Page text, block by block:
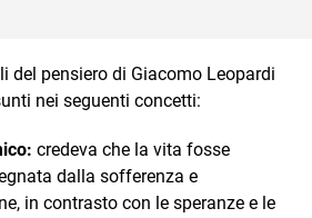
del pensiero di Giacomo Leopardi
nei seguenti concetti:
credeva che la vita fosse
dalla sofferenza e
in contrasto con le speranze e le